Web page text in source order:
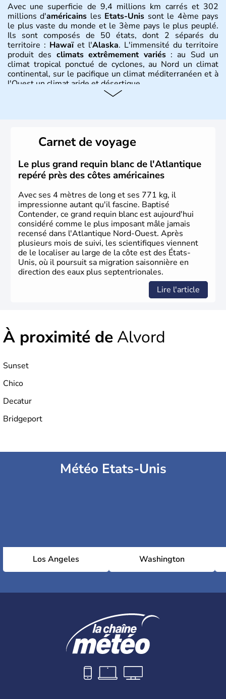
Avec une superficie de 9,4 millions km carrés et 302
millions d'américains les Etats-Unis sont le 4ème pays
le plus vaste du monde et le 3ème pays le plus peuplé.
Ils sont composés de 50 états, dont 2 séparés du
territoire : Hawaïet l'Alaska. L'immensité du territoire
produit des climats extrêmement variés: au Sud un
climat tropical ponctué de cyclones, au Nord un climat
continental, sur le pacifique un climat méditerranéen et à
l'Ouest un climat aride et désertique.
Plusieurs populations se sont succédées avant l'arrivée
des européens, suite à la découverte du continent par
Christophe Colomb en 1492. Les 13 colonies
britanniques proclament la Déclaration d'indépendance
en 1776 et adoptent leur première constitution en 1787.
La conquête de l'Ouest marque ensuite l'entrée dans une
phase de développement intense.
Carnet de voyage
Le plus grand requin blanc de l'Atlantique
repéré près des côtes américaines
Avec ses 4 mètres de long et ses 771 kg, il
impressionne autant qu'il fascine. Baptisé
Contender, ce grand requin blanc est aujourd'hui
considéré comme le plus imposant mâle jamais
recensé dans l'Atlantique Nord-Ouest. Après
plusieurs mois de suivi, les scientifiques viennent
de le localiser au large de la côte est des États-
Unis, où il poursuit sa migration saisonnière en
direction des eaux plus septentrionales.
Lire l'article
À proximité deAlvord
Sunset
Chico
Decatur
Bridgeport
Météo Etats-Unis
Los Angeles Washington